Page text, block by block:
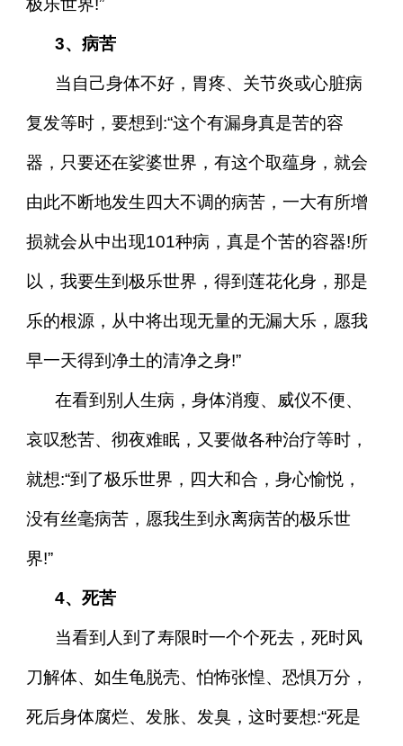
极乐世界!”
3、病苦
当自己身体不好，胃疼、关节炎或心脏病
复发等时，要想到:“这个有漏身真是苦的容
器，只要还在娑婆世界，有这个取蕴身，就会
由此不断地发生四大不调的病苦，一大有所增
损就会从中出现101种病，真是个苦的容器!所
以，我要生到极乐世界，得到莲花化身，那是
乐的根源，从中将出现无量的无漏大乐，愿我
早一天得到净土的清净之身!”
在看到别人生病，身体消瘦、威仪不便、
哀叹愁苦、彻夜难眠，又要做各种治疗等时，
就想:“到了极乐世界，四大和合，身心愉悦，
没有丝毫病苦，愿我生到永离病苦的极乐世
界!”
4、死苦
当看到人到了寿限时一个个死去，死时风
刀解体、如生龟脱壳、怕怖张惶、恐惧万分，
死后身体腐烂、发胀、发臭，这时要想:“死是